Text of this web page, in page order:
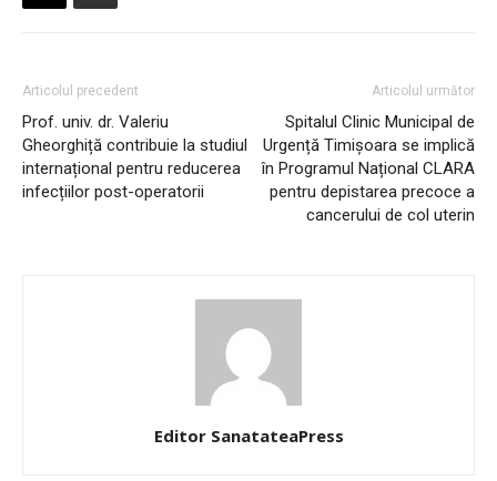
Articolul precedent
Prof. univ. dr. Valeriu
Gheorghiță contribuie la studiul
internațional pentru reducerea
infecțiilor post-operatorii
Articolul următor
Spitalul Clinic Municipal de
Urgență Timișoara se implică
în Programul Național CLARA
pentru depistarea precoce a
cancerului de col uterin
Editor SanatateaPress